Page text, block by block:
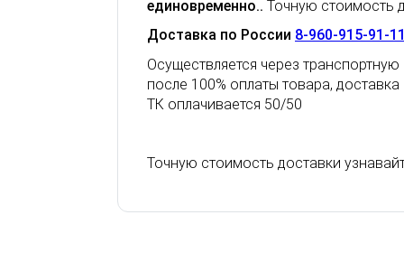
единовременно.. Точную стоимость
Доставка по России 8-960-915-91-
Осуществляется через
после 100% оплаты товара,
ТК оплачивается 50/50
Точную стоимость доставки